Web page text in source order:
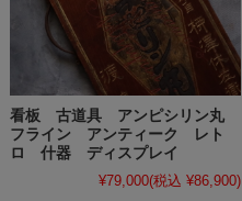
看板 古道具 アンピシリン丸
フライン アンティーク レト
ロ 什器 ディスプレイ
¥79,000(税込 ¥86,900)